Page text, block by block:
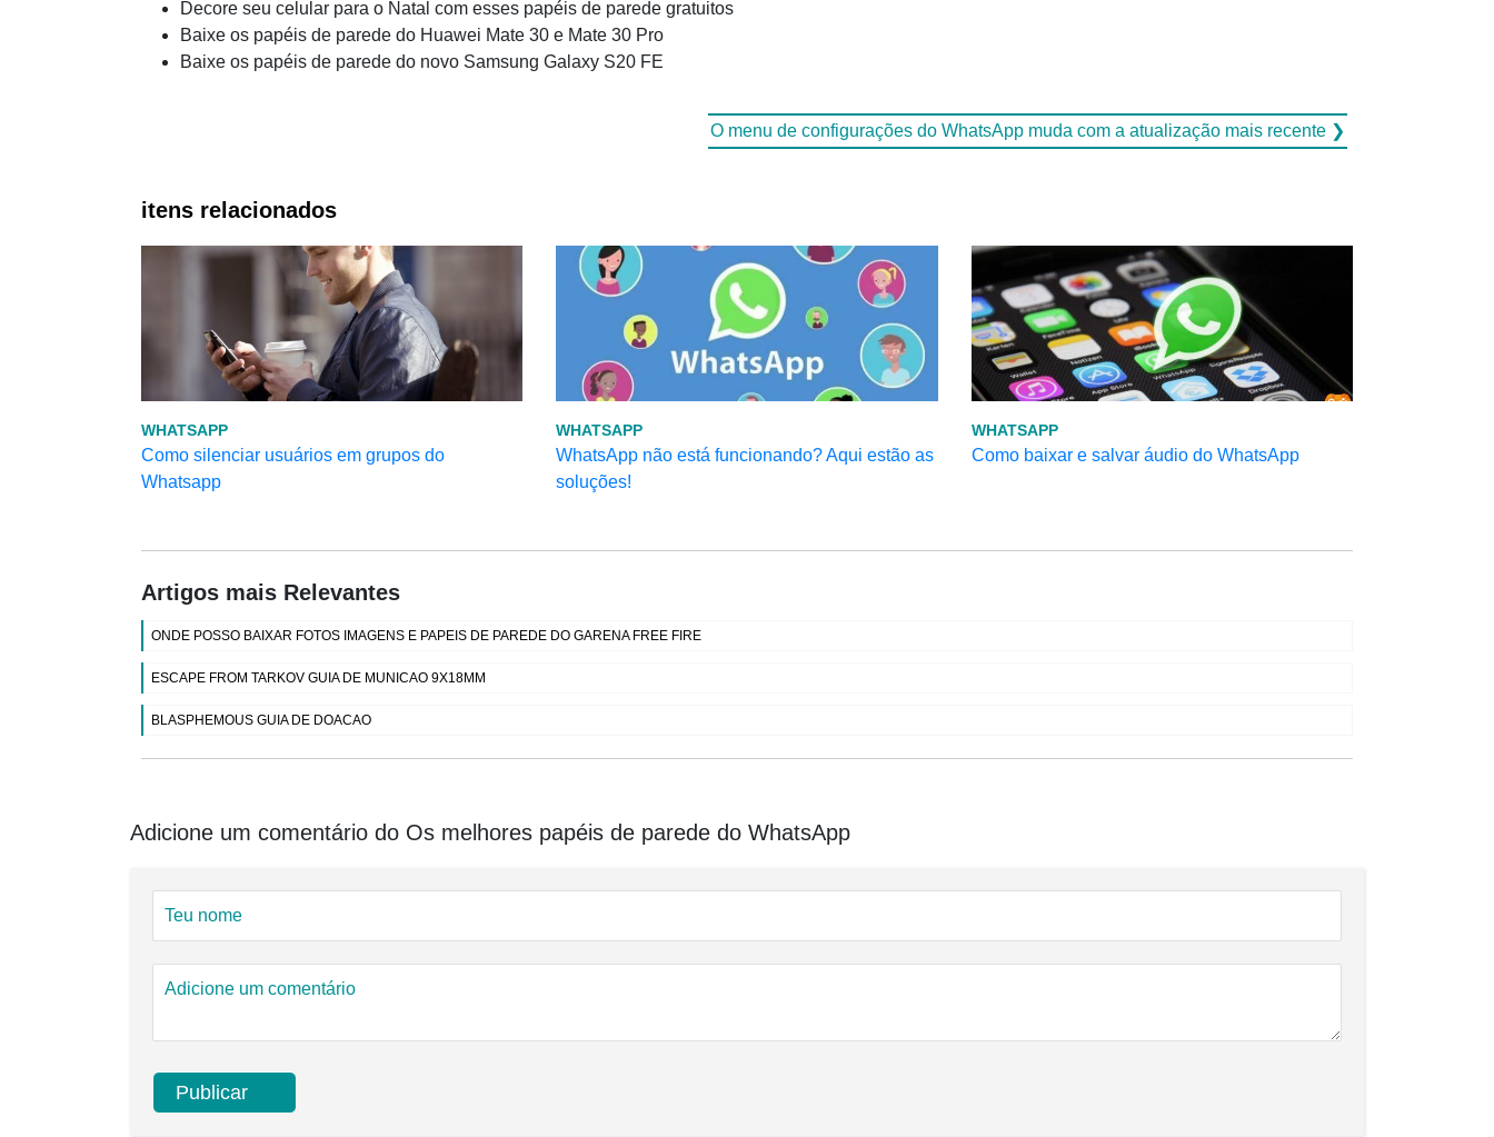
Decore seu celular para o Natal com esses papéis de parede gratuitos
Baixe os papéis de parede do Huawei Mate 30 e Mate 30 Pro
Baixe os papéis de parede do novo Samsung Galaxy S20 FE
O menu de configurações do WhatsApp muda com a atualização mais recente ❯
itens relacionados
WHATSAPP
Como silenciar usuários em grupos do
Whatsapp
WHATSAPP
WhatsApp não está funcionando? Aqui estão as
soluções!
WHATSAPP
Como baixar e salvar áudio do WhatsApp
Artigos mais Relevantes
ONDE POSSO BAIXAR FOTOS IMAGENS E PAPEIS DE PAREDE DO GARENA FREE FIRE
ESCAPE FROM TARKOV GUIA DE MUNICAO 9X18MM
BLASPHEMOUS GUIA DE DOACAO
Adicione um comentário do Os melhores papéis de parede do WhatsApp